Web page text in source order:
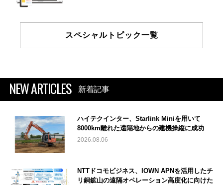
スペシャルトピック一覧
NEW ARTICLES 新着記事
ハイテクインター、Starlink Miniを用いて
8000km離れた遠隔地からの建機操縦に成功
2026.08.06
NTTドコモビジネス、IOWN APNを活用したチ
リ銅鉱山の遠隔オペレーション高度化に向けた